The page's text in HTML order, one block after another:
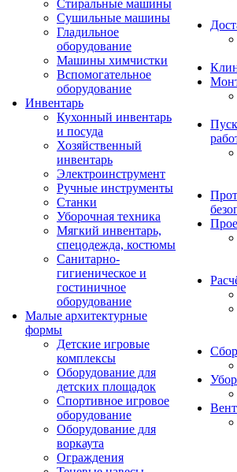
Стиральные машины
Сушильные машины
Гладильное
оборудование
Машины химчистки
Вспомогательное
оборудование
Инвентарь
Кухонный инвентарь
и посуда
Хозяйственный
инвентарь
Электроинструмент
Ручные инструменты
Станки
Уборочная техника
Мягкий инвентарь,
спецодежда, костюмы
Санитарно-
гигиеническое и
гостиничное
оборудование
Малые архитектурные
формы
Детские игровые
комплексы
Оборудование для
детских площадок
Спортивное игровое
оборудование
Оборудование для
воркаута
Ограждения